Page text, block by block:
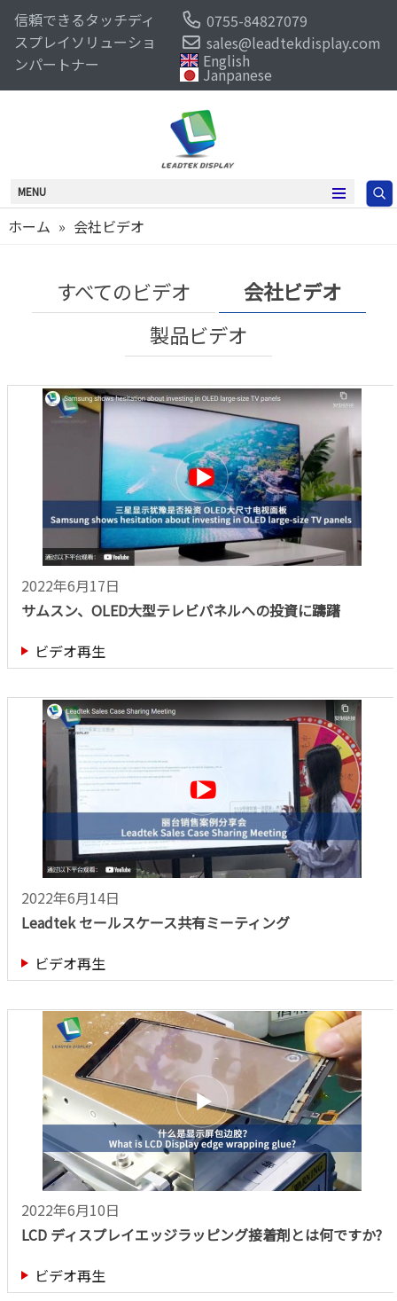
信頼できるタッチディ
スプレイソリューショ
ンパートナー
0755-84827079
sales@leadtekdisplay.com
English
Janpanese
MENU
ホーム » 会社ビデオ
すべてのビデオ
会社ビデオ
製品ビデオ
2022年6月17日
サムスン、OLED大型テレビパネルへの投資に躊躇
ビデオ再生
2022年6月14日
Leadtek セールスケース共有ミーティング
ビデオ再生
2022年6月10日
LCD ディスプレイエッジラッピング接着剤とは何ですか?
ビデオ再生